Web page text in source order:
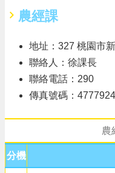
農經課
地址：327 桃園市
聯絡人：徐課長
聯絡電話：290
傳真號碼：4777924
農
分機